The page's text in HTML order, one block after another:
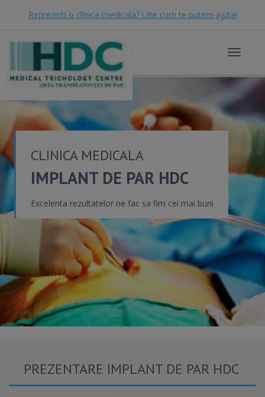
Reprezinti o clinica medicala? Uite cum te putem ajuta!
Toggle
CLINICA MEDICALA
IMPLANT DE PAR HDC
Excelenta rezultatelor ne fac sa fim cei mai buni
PREZENTARE IMPLANT DE PAR HDC